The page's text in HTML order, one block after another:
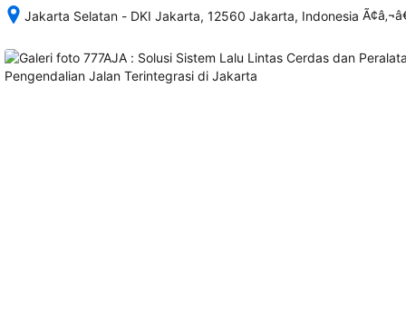
Jakarta Selatan - DKI Jakarta, 12560 Jakarta, Indonesia
memesan,
semua
rincian